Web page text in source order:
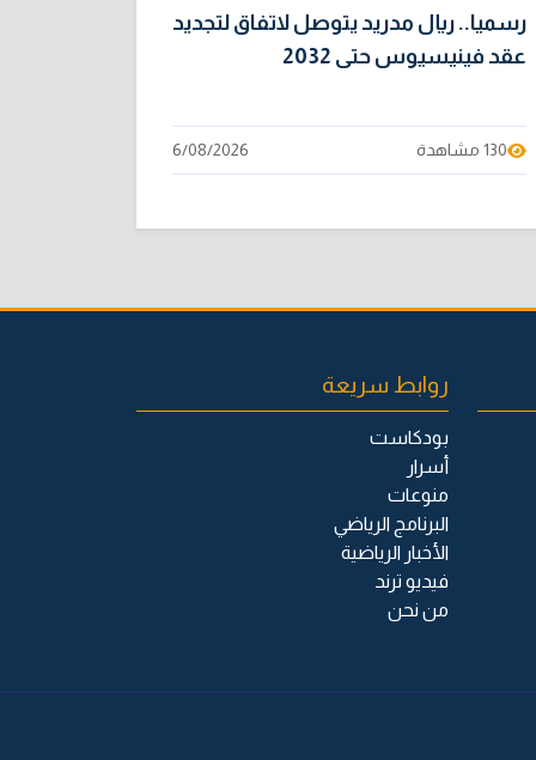
رسميا.. ريال مدريد يتوصل لاتفاق لتجديد
عقد فينيسيوس حتى 2032
130 مشاهدة 6/08/2026
روابط سريعة
بودكاست
أسرار
منوعات
البرنامج الرياضي
الأخبار الرياضية
فيديو ترند
من نحن